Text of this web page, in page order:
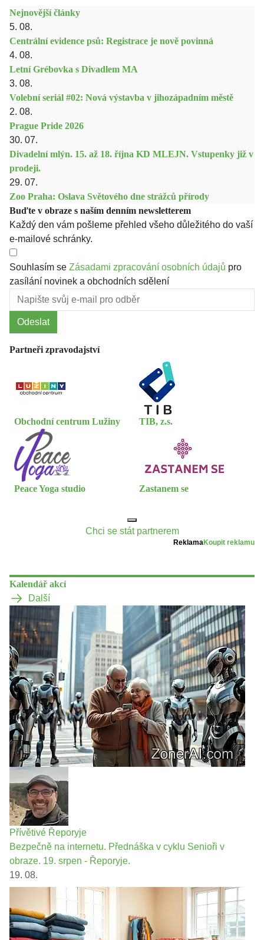
Nejnovější články
5. 08.
Centrální evidence psů: Registrace je nově povinná
4. 08.
Letní Grébovka s Divadlem MA
3. 08.
Volební seriál #02: Nová výstavba v jihozápadním městě
2. 08.
Prague Pride 2026
30. 07.
Divadelní mlýn. 15. až 18. října KD MLEJN. Vstupenky již v
prodeji.
29. 07.
Zoo Praha: Oslava Světového dne strážců přírody
Buďte v obraze s naším denním newsletterem
Každý den vám pošleme přehled všeho důležitého do vaší
e-mailové schránky.
Souhlasím se Zásadami zpracování osobních údajů pro
zasílání novinek a obchodních sdělení
Odeslat
Partneři zpravodajství
Obchodní centrum Lužiny TIB, z.s.
Peace Yoga studio Zastanem se
Chci se stát partnerem
ReklamaKoupit reklamu
Kalendář akcí
Další
Přívětivé Řeporyje
Bezpečně na internetu. Přednáška v cyklu Senioři v
obraze. 19. srpen - Řeporyje.
19. 08.